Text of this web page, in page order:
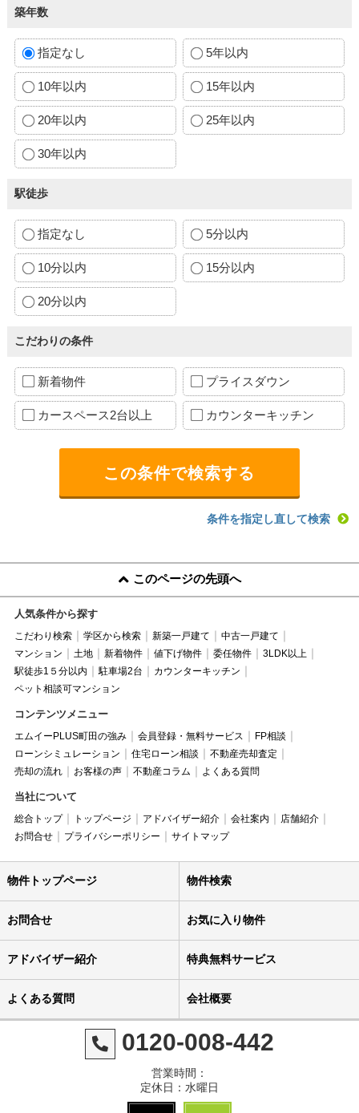
築年数
指定なし 5年以内
10年以内 15年以内
20年以内 25年以内
30年以内
駅徒歩
指定なし 5分以内
10分以内 15分以内
20分以内
こだわりの条件
新着物件 プライスダウン
カースペース2台以上 カウンターキッチン
条件を指定し直して検索
このページの先頭へ
人気条件から探す
こだわり検索 学区から検索 新築一戸建て
中古一戸建て
マンション
土地 新着物件 値下げ物件 委任物件
3LDK以上
駅徒歩1５分以内
駐車場2台
カウンターキッチン
ペット相談可マンション
コンテンツメニュー
エムイーPLUS町田の強み 会員登録・無料サービス
FP相談
ローンシミュレーション
住宅ローン相談
不動産売却査定
売却の流れ
お客様の声 不動産コラム よくある質問
当社について
総合トップ トップページ アドバイザー紹介 会社案内
店舗紹介
お問合せ
プライバシーポリシー サイトマップ
物件トップページ 物件検索
お問合せ お気に入り物件
アドバイザー紹介 特典無料サービス
よくある質問 会社概要
0120-008-442
営業時間：
定休日：水曜日